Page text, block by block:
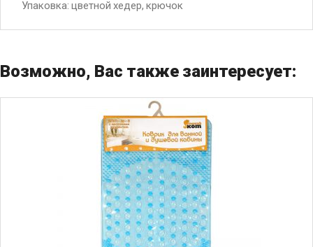
Упаковка: цветной хедер, крючок
Возможно, Вас также заинтересует: